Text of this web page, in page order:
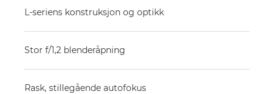
L-seriens konstruksjon og optikk
Stor f/1,2 blenderåpning
Rask, stillegående autofokus